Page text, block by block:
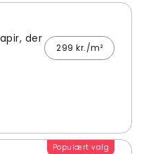
der
299 kr./m²
Populært valg